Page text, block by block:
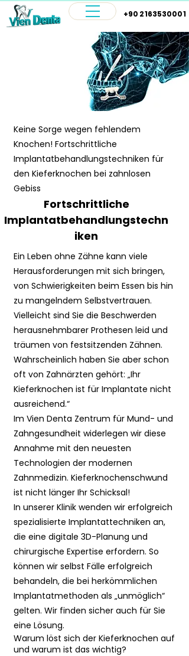
+90 2163530001
Keine Sorge wegen fehlendem
Knochen! Fortschrittliche
Implantatbehandlungstechniken für
den Kieferknochen bei zahnlosen
Gebiss
Fortschrittliche
Implantatbehandlungstechn
iken
Ein Leben ohne Zähne kann viele
Herausforderungen mit sich bringen,
von Schwierigkeiten beim Essen bis hin
zu mangelndem Selbstvertrauen.
Vielleicht sind Sie die Beschwerden
herausnehmbarer Prothesen leid und
träumen von festsitzenden Zähnen.
Wahrscheinlich haben Sie aber schon
oft von Zahnärzten gehört: „Ihr
Kieferknochen ist für Implantate nicht
ausreichend.“
Im Vien Denta Zentrum für Mund- und
Zahngesundheit widerlegen wir diese
Annahme mit den neuesten
Technologien der modernen
Zahnmedizin. Kieferknochenschwund
ist nicht länger Ihr Schicksal!
In unserer Klinik wenden wir erfolgreich
spezialisierte Implantattechniken an,
die eine digitale 3D-Planung und
chirurgische Expertise erfordern. So
können wir selbst Fälle erfolgreich
behandeln, die bei herkömmlichen
Implantatmethoden als „unmöglich“
gelten. Wir finden sicher auch für Sie
eine Lösung.
Warum löst sich der Kieferknochen auf
und warum ist das wichtig?